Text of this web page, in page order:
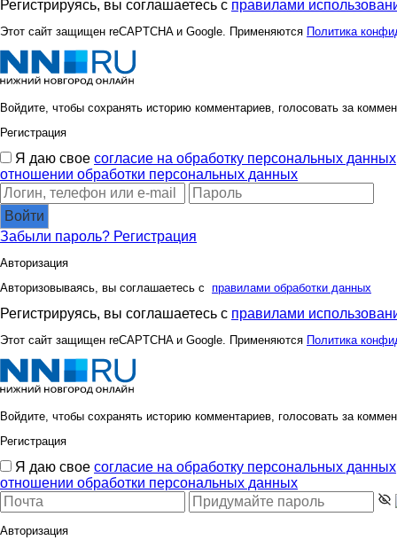
Регистрируясь, вы соглашаетесь с правилами
Этот сайт защищен reCAPTCHA и Google. Применяются Политика
Войдите, чтобы сохранять историю комментариев, голосовать за
Регистрация
Я даю свое согласие на обработку персональных данных
отношении обработки персональных данных
Войти
Забыли пароль? Регистрация
Авторизация
Авторизовываясь, вы соглашаетесь с правилами обработки данных
Регистрируясь, вы соглашаетесь с правилами
Этот сайт защищен reCAPTCHA и Google. Применяются Политика
Войдите, чтобы сохранять историю комментариев, голосовать за
Регистрация
Я даю свое согласие на обработку персональных данных
отношении обработки персональных данных
Авторизация